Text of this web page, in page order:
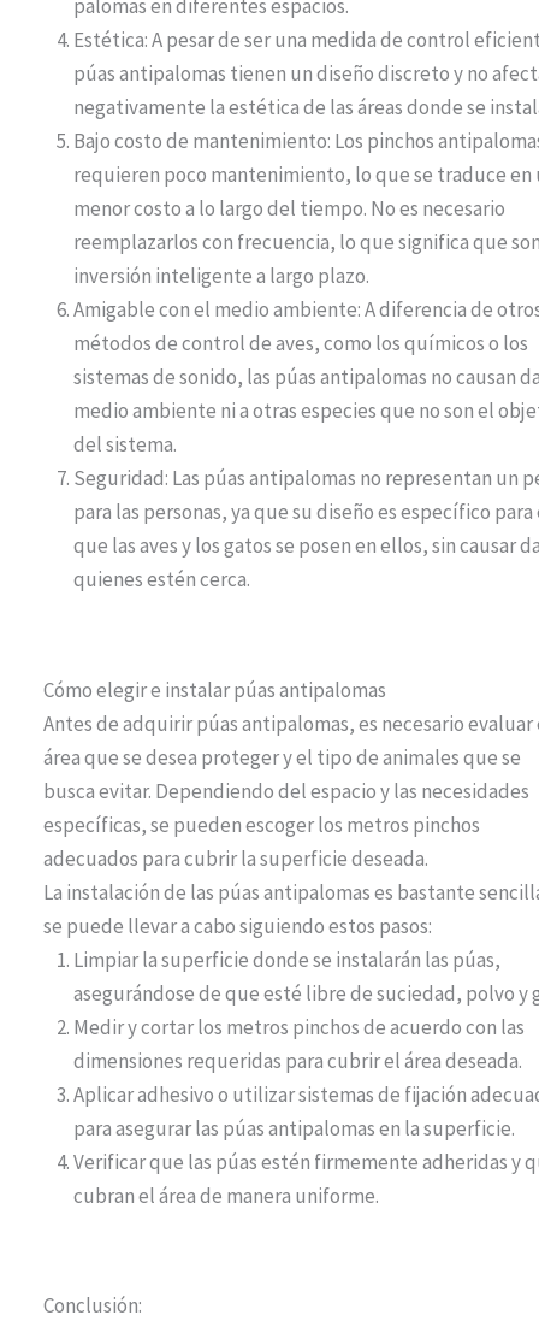
palomas en diferentes espacios.
Estética: A pesar de ser una medida de control
púas antipalomas tienen un diseño discreto y no
negativamente la estética de las áreas donde se
Bajo costo de mantenimiento: Los pinchos
requieren poco mantenimiento, lo que se traduce en
menor costo a lo largo del tiempo. No es necesario
reemplazarlos con frecuencia, lo que significa que
inversión inteligente a largo plazo.
Amigable con el medio ambiente: A diferencia de
métodos de control de aves, como los químicos o los
sistemas de sonido, las púas antipalomas no causan
medio ambiente ni a otras especies que no son el
del sistema.
Seguridad: Las púas antipalomas no representan un
para las personas, ya que su diseño es específico
que las aves y los gatos se posen en ellos, sin causar
quienes estén cerca.
Cómo elegir e instalar púas antipalomas
Antes de adquirir púas antipalomas, es necesario evaluar
área que se desea proteger y el tipo de animales que se
busca evitar. Dependiendo del espacio y las necesidades
específicas, se pueden escoger los metros pinchos
adecuados para cubrir la superficie deseada.
La instalación de las púas antipalomas es bastante
se puede llevar a cabo siguiendo estos pasos:
Limpiar la superficie donde se instalarán las púas,
asegurándose de que esté libre de suciedad, polvo y
Medir y cortar los metros pinchos de acuerdo con las
dimensiones requeridas para cubrir el área deseada.
Aplicar adhesivo o utilizar sistemas de fijación
para asegurar las púas antipalomas en la superficie.
Verificar que las púas estén firmemente adheridas y
cubran el área de manera uniforme.
Conclusión: